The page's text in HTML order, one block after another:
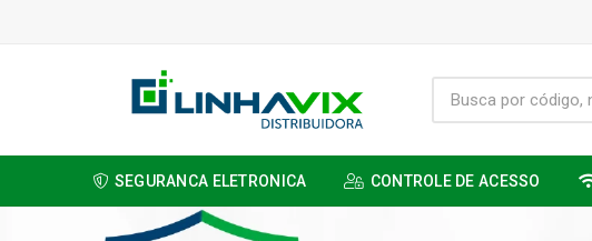
SEGURANCA ELETRONICA CONTROLE DE ACESSO